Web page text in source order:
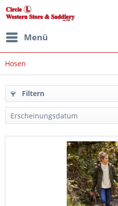
Menü
Hosen
Filtern